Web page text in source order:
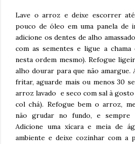
Lave o arroz e deixe escorrer
pouco de óleo em uma panela de
adicione os dentes de alho
com as sementes e ligue a chama
nesta ordem mesmo). Refogue
alho dourar para que não amargue.
fritar, aguarde mais ou menos 30
arroz lavado e seco com sal à
col chá). Refogue bem o arroz,
não grudar no fundo, e sempre
Adicione uma xícara e meia de
ambiente e deixe cozinhar com a